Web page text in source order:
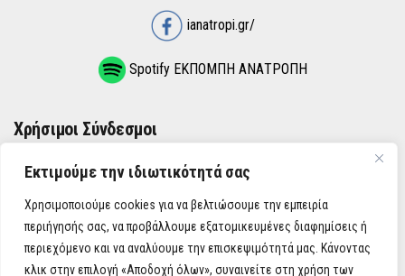
Εκτιμούμε την ιδιωτικότητά σας
Χρησιμοποιούμε cookies για να βελτιώσουμε την εμπειρία
περιήγησής σας, να προβάλλουμε εξατομικευμένες διαφημίσεις ή
περιεχόμενο και να αναλύουμε την επισκεψιμότητά μας. Κάνοντας
κλικ στην επιλογή «Αποδοχή όλων», συναινείτε στη χρήση των
ianatropi.gr/
Spotify ΕΚΠΟΜΠΗ ΑΝΑΤΡΟΠΗ
Χρήσιμοι Σύνδεσμοι
ΌΡΟΙ ΧΡΉΣΗΣ
ΠΟΛΙΤΙΚΉ ΑΠΟΡΡΉΤΟΥ